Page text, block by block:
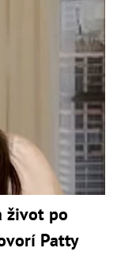
život po
Patty